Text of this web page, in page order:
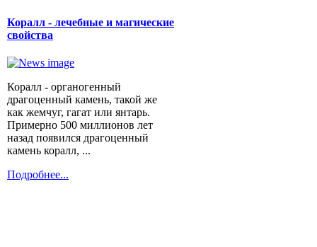
Коралл - лечебные и магические
свойства
Коралл - органогенный
драгоценный камень, такой же
как жемчуг, гагат или янтарь.
Примерно 500 миллионов лет
назад появился драгоценный
камень коралл, ...
Подробнее...